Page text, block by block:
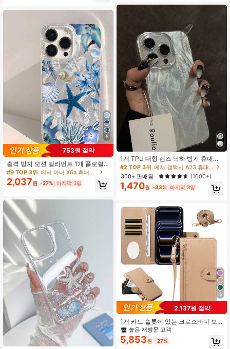
X/XS/XR/Mini/Pro Max/Pro/Plus TP
U 소프트 풀 커버 케이스 봄 생일 선물
5
753원 절약
충격 방지 오션 엘리먼트 1개 플로럴
패턴 휴대폰 케이스, 투명 삼성 S24, S
25, 16, 17 Pro Max 호환
#9 TOP 3위
에서 아너 X6a 휴대폰 케이스
높은 재방문 고객
#9 TOP 3위
에서 아너 X6a 휴대폰 케이스
높은 재방문 고객
#9 TOP 3위
에서 아너 X6a 휴대폰 케이스
높은 재방문 고객
높은 재방문 고객
2,037원 -27% 마지막 3일
1개 TPU 대형 렌즈 낙하 방지 휴대폰
케이스 미니멀리스트 디자인 아이폰 1
1/12/13/13 Pro Max/14 Pro Max/15/
15 Pro/15 Plus/15 Pro Max/16/16 Pr
o/16 Plus/16 Pro Max/17/17 Air/17 P
ro/17 Pro Max/18 Pro/18 Pro Max/시
#2 TOP 3위
높은 재방문 고객
#2 TOP 3위
에서 갤럭시 A23 휴대폰 케이스
높은 재방문 고객
#2 TOP 3위
에서 갤럭시 A23 휴대폰 케이스
높은 재방문 고객
#2 TOP 3위
에서 갤럭시 A23 휴대폰 케이스
300+ 판매됨 (1000+)
1,470원 -33% 마지막 3일
5
2,137원 절약
1개 카드 슬롯이 있는 크로스바디 보
호 케이스, Apple 17 ProMax/16/15/1
4/13/12/11pro, A56, NOTE 14 PRO 5
G (국제 버전)와 호환되는 지퍼 포켓,
높은 재방문 고객
5,853원 -27%